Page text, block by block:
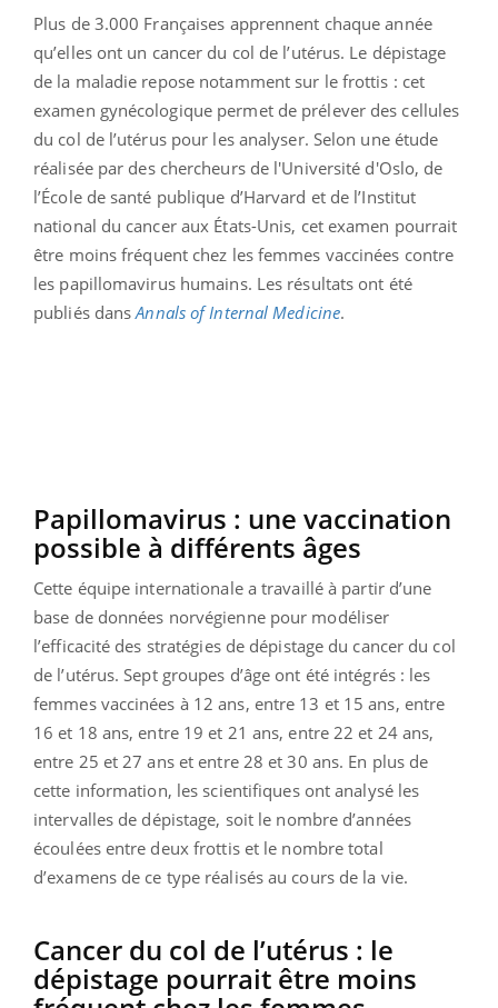
Plus de 3.000 Françaises apprennent chaque année
qu’elles ont un cancer du col de l’utérus. Le dépistage
de la maladie repose notamment sur le frottis : cet
examen gynécologique permet de prélever des cellules
du col de l’utérus pour les analyser. Selon une étude
réalisée par des chercheurs de l'Université d'Oslo, de
l’École de santé publique d’Harvard et de l’Institut
national du cancer aux États-Unis, cet examen pourrait
être moins fréquent chez les femmes vaccinées contre
les papillomavirus humains. Les résultats ont été
publiés dansAnnals of Internal Medicine.
Papillomavirus : une vaccination
possible à différents âges
Cette équipe internationale a travaillé à partir d’une
base de données norvégienne pour modéliser
l’efficacité des stratégies de dépistage du cancer du col
de l’utérus. Sept groupes d’âge ont été intégrés : les
femmes vaccinées à 12 ans, entre 13 et 15 ans, entre
16 et 18 ans, entre 19 et 21 ans, entre 22 et 24 ans,
entre 25 et 27 ans et entre 28 et 30 ans. En plus de
cette information, les scientifiques ont analysé les
intervalles de dépistage, soit le nombre d’années
écoulées entre deux frottis et le nombre total
d’examens de ce type réalisés au cours de la vie.
Cancer du col de l’utérus : le
dépistage pourrait être moins